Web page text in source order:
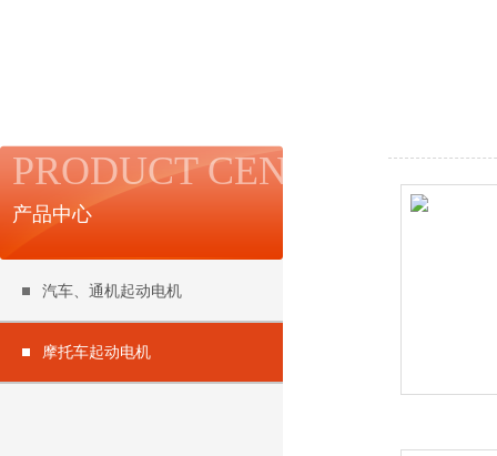
PRODUCT CENTER
产品中心
汽车、通机起动电机
摩托车起动电机